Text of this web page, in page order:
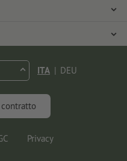
ITA | DEU
Privacy